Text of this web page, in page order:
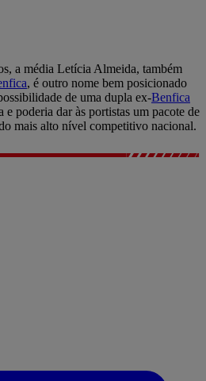
a média Letícia Almeida, também
, é outro nome bem posicionado
de uma dupla ex-Benfica
poderia dar às portistas um pacote de
mais alto nível competitivo nacional.